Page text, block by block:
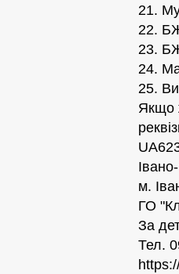
21.
22.
23.
24.
25.
Якщо
м.
ГО
За
Тел.